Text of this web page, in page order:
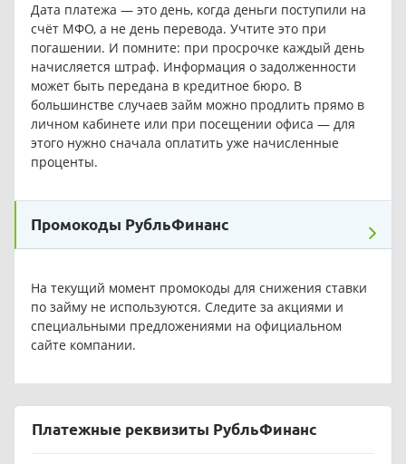
Дата платежа — это день, когда деньги поступили на
счёт МФО, а не день перевода. Учтите это при
погашении. И помните: при просрочке каждый день
начисляется штраф. Информация о задолженности
может быть передана в кредитное бюро. В
большинстве случаев займ можно продлить прямо в
личном кабинете или при посещении офиса — для
этого нужно сначала оплатить уже начисленные
проценты.
Промокоды РубльФинанс
На текущий момент промокоды для снижения ставки
по займу не используются. Следите за акциями и
специальными предложениями на официальном
сайте компании.
Платежные реквизиты РубльФинанс